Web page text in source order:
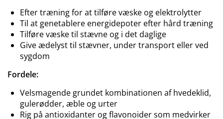
Efter træning for at tilføre væske og elektrolytter
Til at genetablere energidepoter efter hård træning
Tilføre væske til stævne og i det daglige
Give ædelyst til stævner, under transport eller ved
sygdom
Fordele:
Velsmagende grundet kombinationen af hvedeklid,
gulerødder, æble og urter
Rig på antioxidanter og flavonoider som medvirker